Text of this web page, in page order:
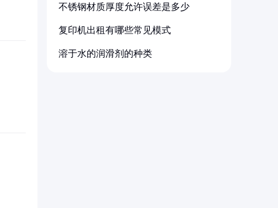
不锈钢材质厚度允许误差是多少
复印机出租有哪些常见模式
溶于水的润滑剂的种类